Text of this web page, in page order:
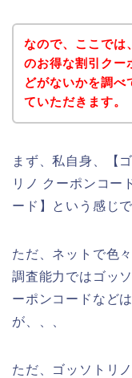
なので、ここでは
のお得な割引クー
どがないかを調べ
ていただきます。
まず、私自身、【
リノ クーポンコー
ード】という感じ
ただ、ネットで色
調査能力ではゴッ
ーポンコードなど
が、、、
ただ、ゴッソトリ